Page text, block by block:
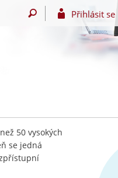
Přihlásit se
50 vysokých
se jedná